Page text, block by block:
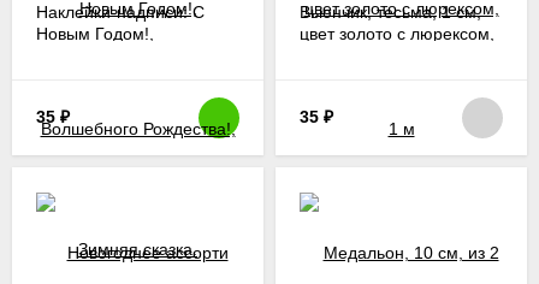
Наклейки-надписи: С
Новым Годом!,
35 ₽
Вьюнчик, тесьма, 1 см,
цвет золото с люрексом,
35 ₽